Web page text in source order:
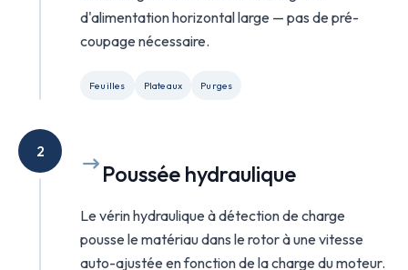
d'alimentation horizontal large — pas de pré-
coupage nécessaire.
Feuilles Plateaux Purges
2
Poussée hydraulique
Le vérin hydraulique à détection de charge
pousse le matériau dans le rotor à une vitesse
auto-ajustée en fonction de la charge du moteur.